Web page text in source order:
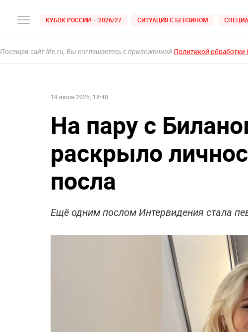
КУБОК РОССИИ — 2026/27 СИТУАЦИЯ С БЕНЗИНОМ
Посещая сайт life.ru, Вы соглашаетесь с приложеннойПолитикой
19 июля 2025, 18:40
На пару с
раскрыло
посла
Ещё одним послом Интервидения стала